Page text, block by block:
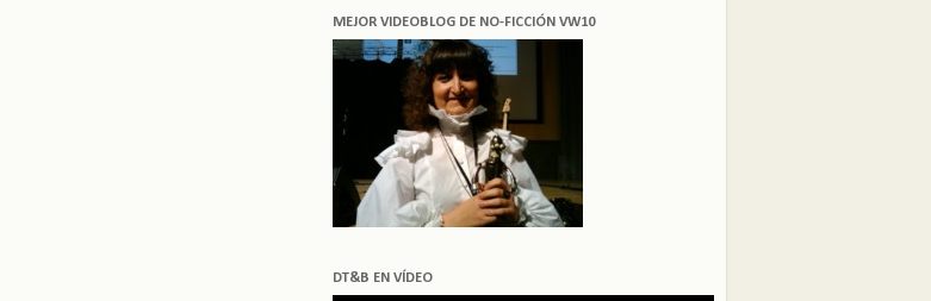
MEJOR VIDEOBLOG DE NO-FICCIÓN VW10
DT&B EN VÍDEO